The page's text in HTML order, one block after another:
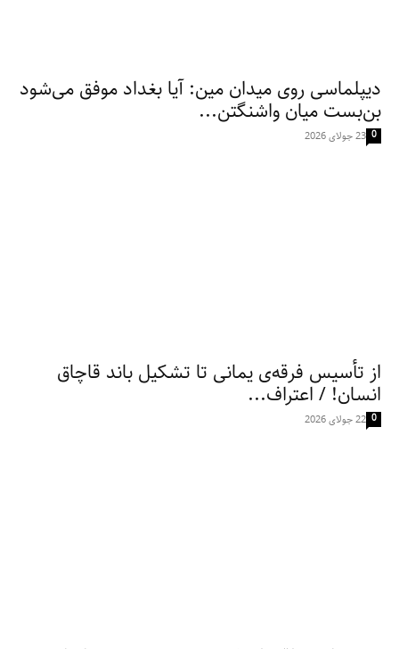
دیپلماسی روی میدان مین: آیا بغداد موفق می‌شود
بن‌بست میان واشنگتن...
23 جولای 2026 0
از تأسیس فرقه‌ی یمانی تا تشکیل باند قاچاق
انسان! / اعتراف...
22 جولای 2026 0